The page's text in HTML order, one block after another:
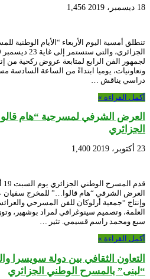
18 ديسمبر، 2019 1,456
تنطلق أمسية اليوم الأربعاء “الأيام الوطنية
لجمهور الفن الرابع لمتابعة عروض ركحية من
دراسي يناقش …
أكمل القراءة »
العرض الشرفي لمسرحية “هام
الجزائري
23 أكتوبر، 2019 1,400
العرض الشرفي “هام قالوا…” للمخرج
وإنتاج “جمعية أرلوكان للفن المسرحي
العلمة، وتصميم سينوغرافي لمراد بوشهير،
سبع ومحمد راسم قسيمي. تثير …
أكمل القراءة »
التعاون الثقافي بين دولة
“لبنى” بالمسرح الوطني الجزائري